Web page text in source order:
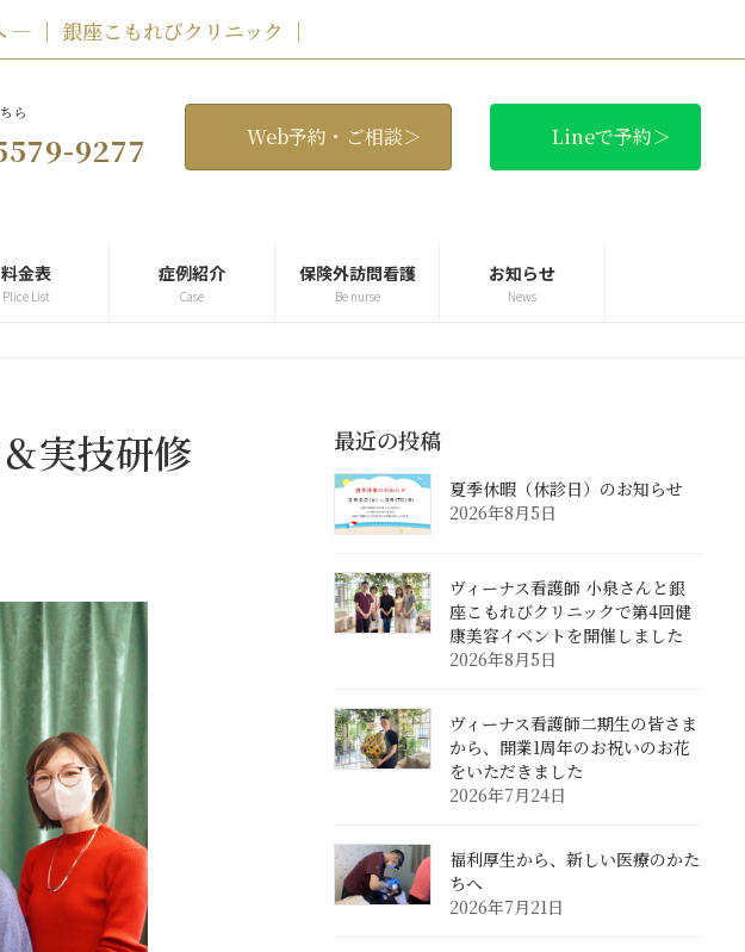
｜ 銀座こもれびクリニック ｜
ら
9277 Web予約・ご相談＞ Lineで予約＞
料金表
Plice List
症例紹介
Case
保険外訪問看護
Be nurse
お知らせ
News
実技研修
最近の投稿
夏季休暇（休診日）のお知らせ
2026年8月5日
ヴィーナス看護師 小泉さんと銀
座こもれびクリニックで第4回健
康美容イベントを開催しました
2026年8月5日
ヴィーナス看護師二期生の皆さま
から、開業1周年のお祝いのお花
をいただきました
2026年7月24日
福利厚生から、新しい医療のかた
ちへ
2026年7月21日